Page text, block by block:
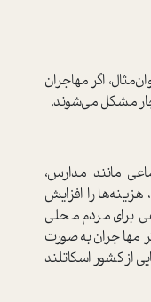
اگر مهاجران
مشکل می‌شوند.
مانند مدارس،
را افزایش
برای مردم محلی
مهاجران به‌صورت
از کشور اسکاتلند